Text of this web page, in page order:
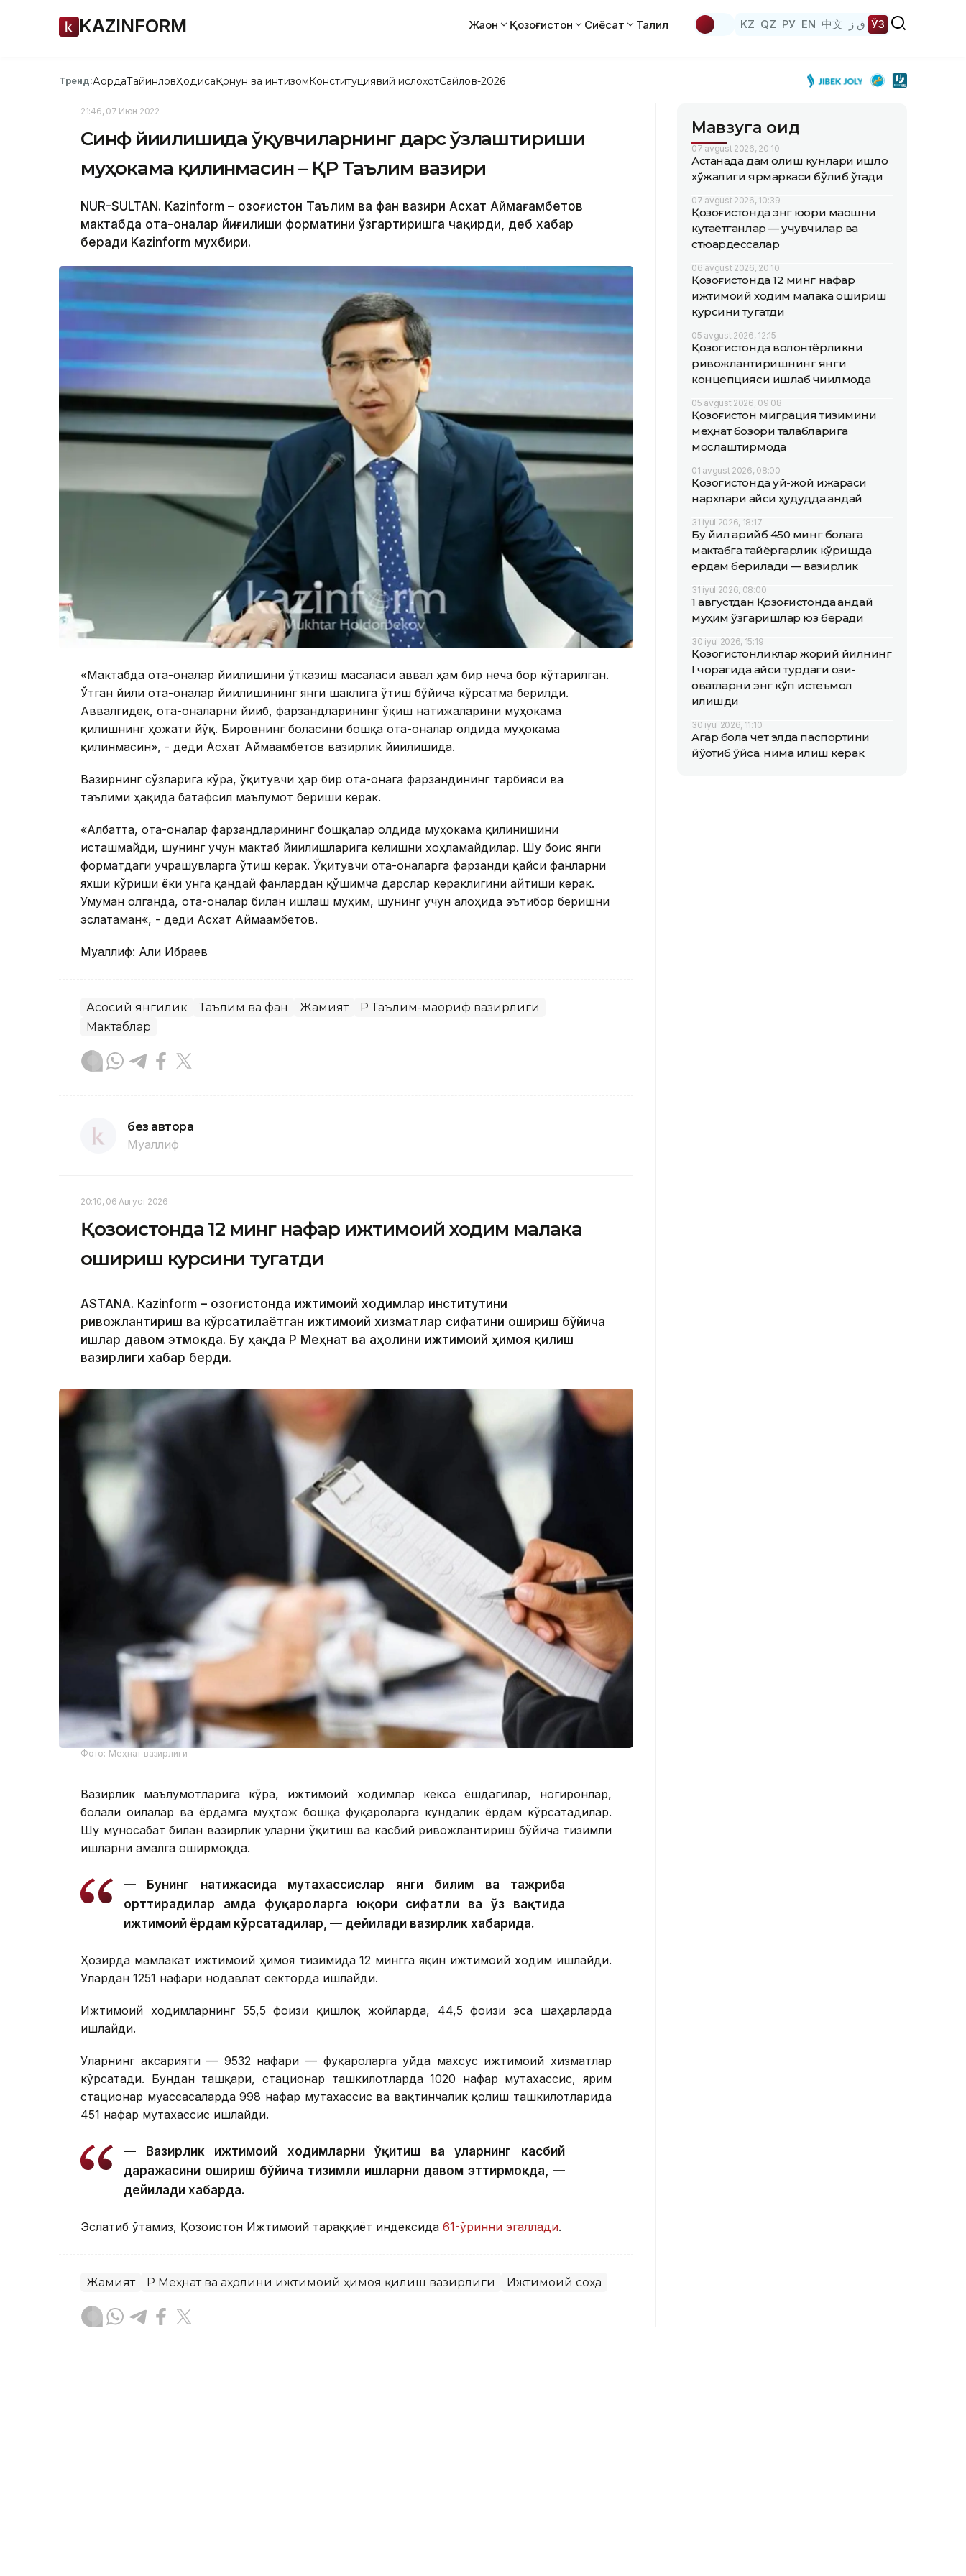
KAZINFORM Жаҳон Қозоғистон Сиёсат Таҳлил KZ QZ РУ EN 中文 ق ز ЎЗ
Тренд:АқордаТайинловҲодисаҚонун ва интизомКонституциявий ислоҳотСайлов-2026
21:46, 07 Июн 2022
Синф йиғилишида ўқувчиларнинг дарс ўзлаштириши
муҳокама қилинмасин – ҚР Таълим вазири
NUR-SULTAN. Kazinform – Қозоғистон Таълим ва фан вазири Асхат Аймағамбетов
мактабда ота-оналар йиғилиши форматини ўзгартиришга чақирди, деб хабар
беради Kazinform мухбири.
«Мактабда ота-оналар йиғилишини ўтказиш масаласи аввал ҳам бир неча бор кўтарилган.
Ўтган йили ота-оналар йиғилишининг янги шаклига ўтиш бўйича кўрсатма берилди.
Аввалгидек, ота-оналарни йиғиб, фарзандларининг ўқиш натижаларини муҳокама
қилишнинг ҳожати йўқ. Бировнинг боласини бошқа ота-оналар олдида муҳокама
қилинмасин», - деди Асхат Аймағамбетов вазирлик йиғилишида.
Вазирнинг сўзларига кўра, ўқитувчи ҳар бир ота-онага фарзандининг тарбияси ва
таълими ҳақида батафсил маълумот бериши керак.
«Албатта, ота-оналар фарзандларининг бошқалар олдида муҳокама қилинишини
исташмайди, шунинг учун мактаб йиғилишларига келишни хоҳламайдилар. Шу боис янги
форматдаги учрашувларга ўтиш керак. Ўқитувчи ота-оналарга фарзанди қайси фанларни
яхши кўриши ёки унга қандай фанлардан қўшимча дарслар кераклигини айтиши керак.
Умуман олганда, ота-оналар билан ишлаш муҳим, шунинг учун алоҳида эътибор беришни
эслатаман«, - деди Асхат Аймағамбетов.
Муаллиф: Али Ибраев
Асосий янгилик Таълим ва фан Жамият
ҚР Таълим-маориф вазирлиги
Мактаблар
без автора
Муаллиф
20:10, 06 Август 2026
Қозоғистонда 12 минг нафар ижтимоий ходим малака
ошириш курсини тугатди
ASTANА. Кazinform – Қозоғистонда ижтимоий ходимлар институтини
ривожлантириш ва кўрсатилаётган ижтимоий хизматлар сифатини ошириш бўйича
ишлар давом этмоқда. Бу ҳақда ҚР Меҳнат ва аҳолини ижтимоий ҳимоя қилиш
вазирлиги хабар берди.
Фото: Меҳнат вазирлиги
Вазирлик маълумотларига кўра, ижтимоий ходимлар кекса ёшдагилар, ногиронлар,
болали оилалар ва ёрдамга муҳтож бошқа фуқароларга кундалик ёрдам кўрсатадилар.
Шу муносабат билан вазирлик уларни ўқитиш ва касбий ривожлантириш бўйича тизимли
ишларни амалга оширмоқда.
— Бунинг натижасида мутахассислар янги билим ва тажриба
орттирадилар ҳамда фуқароларга юқори сифатли ва ўз вақтида
ижтимоий ёрдам кўрсатадилар, — дейилади вазирлик хабарида.
Ҳозирда мамлакат ижтимоий ҳимоя тизимида 12 мингга яқин ижтимоий ходим ишлайди.
Улардан 1251 нафари нодавлат секторда ишлайди.
Ижтимоий ходимларнинг 55,5 фоизи қишлоқ жойларда, 44,5 фоизи эса шаҳарларда
ишлайди.
Уларнинг аксарияти — 9532 нафари — фуқароларга уйда махсус ижтимоий хизматлар
кўрсатади. Бундан ташқари, стационар ташкилотларда 1020 нафар мутахассис, ярим
стационар муассасаларда 998 нафар мутахассис ва вақтинчалик қолиш ташкилотларида
451 нафар мутахассис ишлайди.
— Вазирлик ижтимоий ходимларни ўқитиш ва уларнинг касбий
даражасини ошириш бўйича тизимли ишларни давом эттирмоқда, —
дейилади хабарда.
Эслатиб ўтамиз, Қозоғистон Ижтимоий тараққиёт индексида 61-ўринни эгаллади.
Жамият ҚР Меҳнат ва аҳолини ижтимоий ҳимоя қилиш вазирлиги Ижтимоий соҳа
Мавзуга оид
07 avgust 2026, 20:10
Астанада дам олиш кунлари қишлоқ
хўжалиги ярмаркаси бўлиб ўтади
07 avgust 2026, 10:39
Қозоғистонда энг юқори маошни
кутаётганлар — учувчилар ва
стюардессалар
06 avgust 2026, 20:10
Қозоғистонда 12 минг нафар
ижтимоий ходим малака ошириш
курсини тугатди
05 avgust 2026, 12:15
Қозоғистонда волонтёрликни
ривожлантиришнинг янги
концепцияси ишлаб чиқилмоқда
05 avgust 2026, 09:08
Қозоғистон миграция тизимини
меҳнат бозори талабларига
мослаштирмоқда
01 avgust 2026, 08:00
Қозоғистонда уй-жой ижараси
нархлари қайси ҳудудда қандай
31 iyul 2026, 18:17
Бу йил қарийб 450 минг болага
мактабга тайёргарлик кўришда
ёрдам берилади — вазирлик
31 iyul 2026, 08:00
1 августдан Қозоғистонда қандай
муҳим ўзгаришлар юз беради
30 iyul 2026, 15:19
Қозоғистонликлар жорий йилнинг
I чорагида қайси турдаги озиқ-
овқатларни энг кўп истеъмол
қилишди
30 iyul 2026, 11:10
Агар бола чет элда паспортини
йўқотиб қўйса, нима қилиш керак